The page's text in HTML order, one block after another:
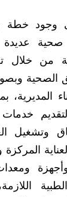
وجود خطة
عديدة
من
الصحية
بما
خدمات
وتشغيل
المركزة